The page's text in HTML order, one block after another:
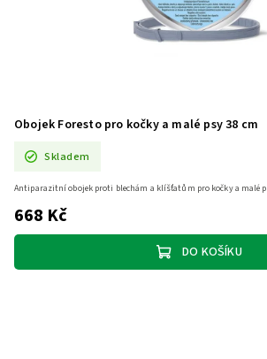
Obojek Foresto pro kočky a malé psy 38 cm
Skladem
668 Kč
DO KOŠÍKU
Antiparazitní obojek proti blechám a klíšťatům pro kočky a malé